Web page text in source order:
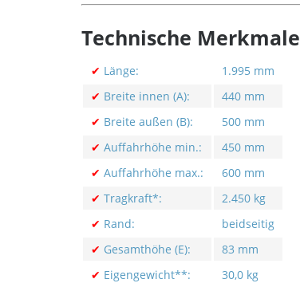
Technische Merkmale
✔ Länge:
1.995 mm
✔ Breite innen (A):
440 mm
✔ Breite außen (B):
500 mm
✔ Auffahrhöhe min.:
450 mm
✔ Auffahrhöhe max.:
600 mm
✔ Tragkraft*:
2.450 kg
✔ Rand:
beidseitig
✔ Gesamthöhe (E):
83 mm
✔ Eigengewicht**: 30,0 kg